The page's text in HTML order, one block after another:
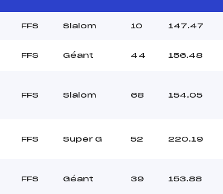
FFS Slalom 10 147.47
FFS Géant 44 156.48
FFS Slalom 68 154.05
FFS Super G 52 220.19
FFS Géant 39 153.88